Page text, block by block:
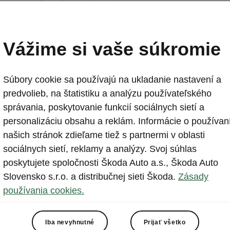
rokmi sa dva bratské národy vydali spoločnou
ideálna a nakoniec sa aj rozlúčili, Slováci a Česi
spolu.
že sme tých sto rokov mohli prežiť s vami a byť pri tom.
Slovenska pre nás znamená navyše aj niečo iné.
na slovenskom a českom trhu.
Vážime si vaše súkromie
Súbory cookie sa používajú na ukladanie nastavení a
predvolieb, na štatistiku a analýzu používateľského
správania, poskytovanie funkcií sociálnych sietí a
personalizáciu obsahu a reklám. Informácie o
našich stránok zdieľame tiež s partnermi v oblasti
sociálnych sietí, reklamy a analýzy. Svoj súhlas
poskytujete spoločnosti Škoda Auto a.s., Škoda Auto
Slovensko s.r.o. a distribučnej sieti Škoda. Zásady
používania cookies.
Iba nevyhnutné Prijať všetko